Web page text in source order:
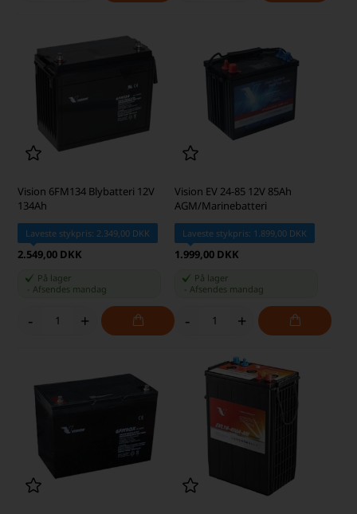
Vision 6FM134 Blybatteri 12V
134Ah
Laveste stykpris: 2.349,00 DKK
2.549,00 DKK
På lager
Afsendes mandag
- +
Vision EV 24-85 12V 85Ah
AGM/Marinebatteri
Laveste stykpris: 1.899,00 DKK
1.999,00 DKK
På lager
Afsendes mandag
- +